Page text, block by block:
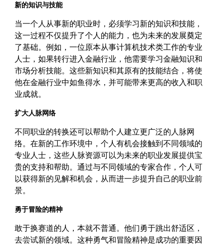
新的知识与技能
当一个人从事新的职业时，必须学习新的知识和技能，
这一过程不仅提升了个人的能力，也为未来的发展奠定
了基础。例如，一位原本从事计算机技术类工作的专业
人士，如果转行进入金融行业，他需要学习金融知识和
市场分析技能。这些新知识和其原有的技能结合，将使
他在金融行业中如鱼得水，并可能带来更高的收入和职
业成就。
扩大人脉网络
不同职业的转换还可以帮助个人建立更广泛的人脉网
络。在新的工作环境中，个人有机会接触到不同领域的
专业人士，这些人脉资源可以为未来的职业发展提供宝
贵的支持和帮助。通过与不同领域的专家合作，个人可
以获得新的见解和机会，从而进一步提升自己的职业前
景。
勇于冒险的精神
敢于换赛道的人，本就不普通。他们勇于跳出舒适区，
去尝试新的领域。这种勇气和冒险精神是成功的重要因